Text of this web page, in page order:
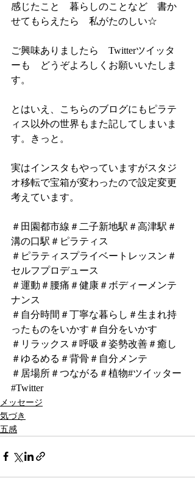
感じたこと　暮らしのことなど　書か
せてもらえたら　私がたのしい☆
ご興味ありましたら　Twitterツイッタ
ーも　どうぞよろしくお願いいたしま
す。
とはいえ、こちらのブログにもピラテ
ィス以外の世界もまた記してしまいま
す。きっと。
実はインスタもやっていますがスタジ
オ移転で宝箱が変わったので設定変更
考えています。
＃田園都市線＃二子新地駅＃高津駅＃
溝の口駅＃ピラティス
＃ピラティスプライベートレッスン＃
セルフプロデュース
＃運動＃腰痛＃健康＃ボディーメンテ
ナンス
＃自分時間＃丁寧な暮らし＃生まれ持
ったものをいかす＃自分をいかす
＃リラックス＃呼吸＃姿勢改善＃癒し
＃ゆるめる＃背骨＃自分メンテ
＃居場所＃つながる＃植物#ツイッター
#Twitter
メッセージ
気づき
五感